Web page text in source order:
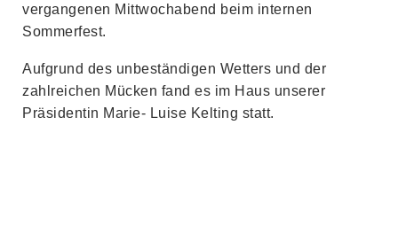
vergangenen Mittwochabend beim internen
Sommerfest.
Aufgrund des unbeständigen Wetters und der
zahlreichen Mücken fand es im Haus unserer
Präsidentin Marie- Luise Kelting statt.